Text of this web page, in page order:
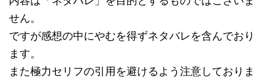
せん。
ですが感想の中にやむを得ずネタバレを含んでおり
ます。
また極力セリフの引用を避けるよう注意しておりま